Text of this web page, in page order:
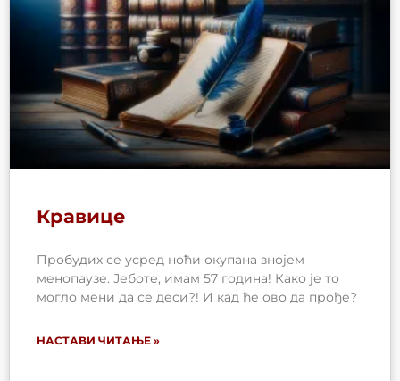
Кравице
Пробудих се усред ноћи окупана знојем
менопаузе. Јеботе, имам 57 година! Како је то
могло мени да се деси?! И кад ће ово да прође?
НАСТАВИ ЧИТАЊЕ »